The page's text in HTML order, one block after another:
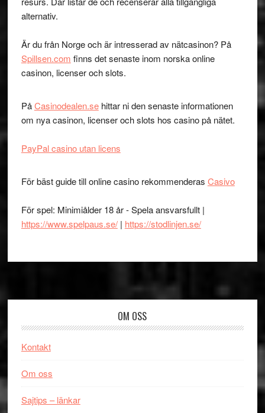
alternativ.
Är du från Norge och är intresserad av nätcasinon? På
Spillsen.com finns det senaste inom norska online
casinon, licenser och slots.
PåCasinodealen.sehittar ni den senaste informationen
om nya casinon, licenser och slots hos casino på nätet.
PayPal casino utan licens
För bäst guide till online casino rekommenderas Casivo
För spel: Minimiålder 18 år - Spela ansvarsfullt |
https://www.spelpaus.se/| https://stodlinjen.se/
OM OSS
Kontakt
Om oss
Sajtips – länkar